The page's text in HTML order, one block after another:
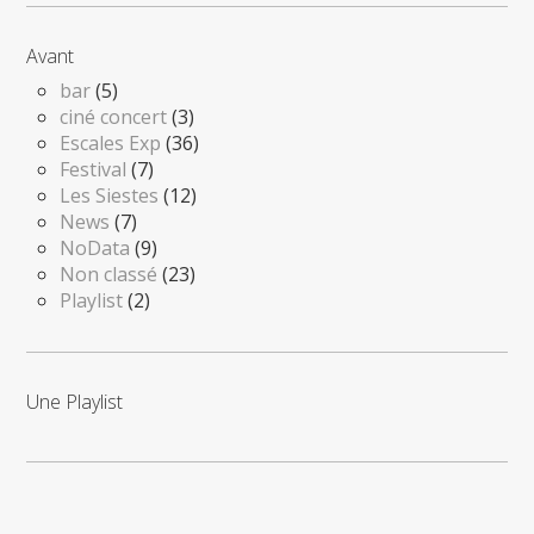
Avant
bar(5)
ciné concert(3)
Escales Exp (36)
Festival (7)
Les Siestes (12)
News (7)
NoData (9)
Non classé (23)
Playlist(2)
Une Playlist